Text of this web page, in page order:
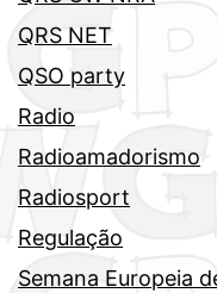
QRS NET
QSO party
Radio
Radioamadorismo
Radiosport
Regulação
Semana Europeia